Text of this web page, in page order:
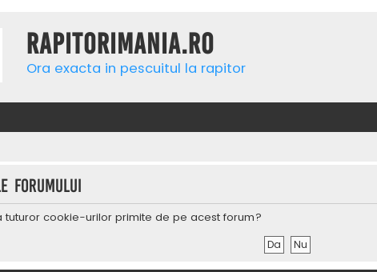
Rapitorimania.ro
Ora exacta in pescuitul la rapitor
forumului
tuturor cookie-urilor primite de pe acest forum?